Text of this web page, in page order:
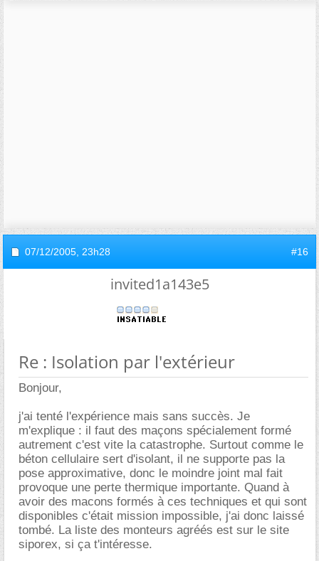
07/12/2005, 23h28 #16
invited1a143e5
Re : Isolation par l'extérieur
Bonjour,
j'ai tenté l'expérience mais sans succès. Je
m'explique : il faut des maçons spécialement formé
autrement c'est vite la catastrophe. Surtout comme le
béton cellulaire sert d'isolant, il ne supporte pas la
pose approximative, donc le moindre joint mal fait
provoque une perte thermique importante. Quand à
avoir des macons formés à ces techniques et qui sont
disponibles c'était mission impossible, j'ai donc laissé
tombé. La liste des monteurs agréés est sur le site
siporex, si ça t'intéresse.